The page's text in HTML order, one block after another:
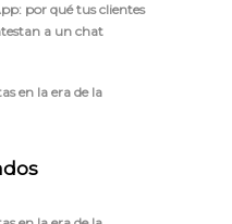
por qué tus clientes
a un chat
en la era de la